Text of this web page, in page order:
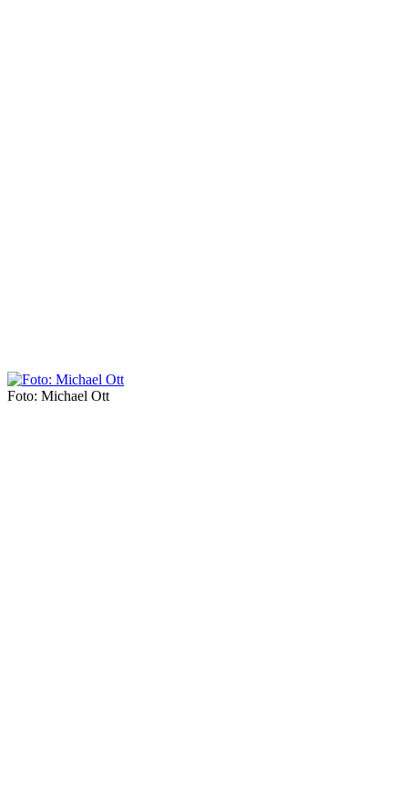
Foto: Michael Ott